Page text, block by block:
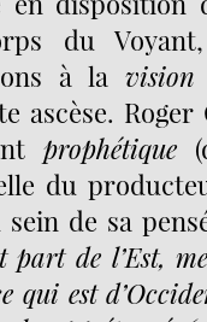
du
à lavision
ascèse.
prophétique
du
de sa
part de l’Est,
qui est